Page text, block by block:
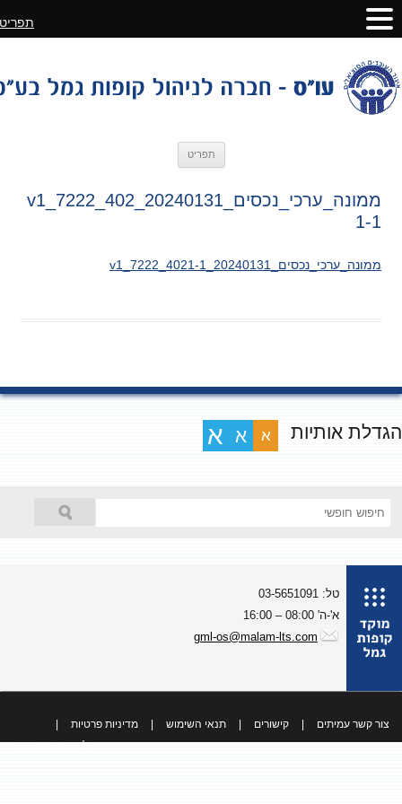
תפריט
ממונה_ערכי_נכסים_20240131_v1_7222_402
1-1
ממונה_ערכי_נכסים_20240131_v1_7222_4021-1
אותיות א א א
טל: 03-5651091
א'-ה' 08:00 – 16:00
gml-os@malam-lts.com
צור קשר עמיתים קישורים תנאי השימוש מדיניות פרטיות
כל הזכויות שמורות
תפריט